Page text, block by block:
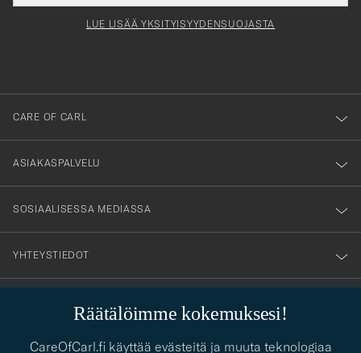
Räätälöimme kokemuksesi!
CareOfCarl.fi käyttää evästeitä ja muuta teknologiaa
tieto
för
dig
till
vårt
nyhetsbrev!
LUE LISÄÄ YKSITYISYYDENSUOJASTA
CARE OF CARL
ASIAKASPALVELU
SOSIAALISESSA MEDIASSA
YHTEYSTIEDOT
PUKEUTUMISNEUVONTA